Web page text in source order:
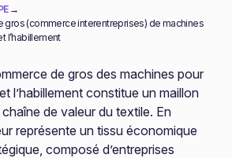
→
gros (commerce interentreprises) de machines
l’habillement
de gros des machines pour
l’habillement constitue un maillon
de valeur du textile. En
représente un tissu économique
composé d’entreprises